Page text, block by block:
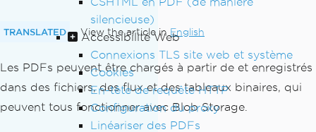
silencieuse)
Accessibilité Web
Connexions TLS site web et système
Cookies
En-tête de requête HTTP
Configuration du proxy
Linéariser des PDFs
TRANSLATED View the article in English
Les PDFs peuvent être chargés à partir de et enregistrés
dans des fichiers, des flux et des tableaux binaires, qui
peuvent tous fonctionner avec Blob Storage.